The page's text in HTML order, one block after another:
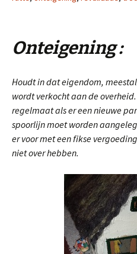
Onteigening:
Houdt in dat eigendom,
wordt verkocht aan de
regelmaat als er een nieuwe
spoorlijn moet worden
er voor met een fikse
niet over hebben.